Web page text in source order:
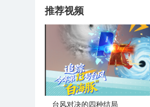
推荐视频
台风对决的四种结局